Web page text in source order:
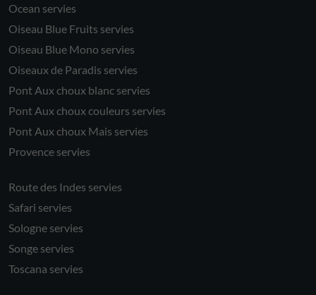
Ocean servies
Oiseau Blue Fruits servies
Oiseau Blue Mono servies
Oiseaux de Paradis servies
Pont Aux choux blanc servies
Pont Aux choux couleurs servies
Pont Aux choux Mais servies
Provence servies
Route des Indes servies
Safari servies
Sologne servies
Songe servies
Toscana servies